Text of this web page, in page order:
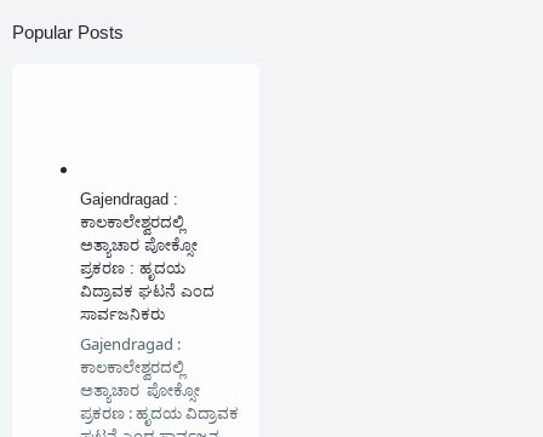
Popular Posts
Gajendragad :
ಕಾಲಕಾಲೇಶ್ವರದಲ್ಲಿ
ಅತ್ಯಾಚಾರ ಪೋಕ್ಸೋ
ಪ್ರಕರಣ : ಹೃದಯ
ವಿದ್ರಾವಕ ಘಟನೆ ಎಂದ
ಸಾರ್ವಜನಿಕರು
Gajendragad :
ಕಾಲಕಾಲೇಶ್ವರದಲ್ಲಿ
ಅತ್ಯಾಚಾರ ಪೋಕ್ಸೋ
ಪ್ರಕರಣ : ಹೃದಯ ವಿದ್ರಾವಕ